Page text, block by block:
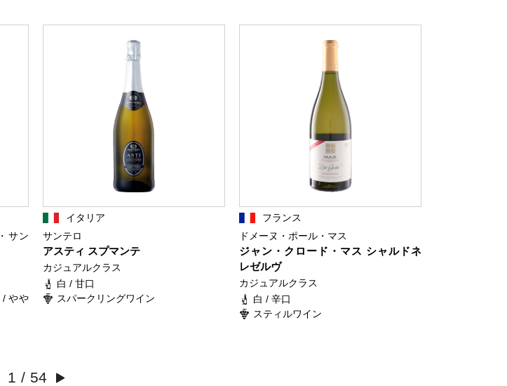
サン
/ やや
イタリア
サンテロ
アスティ スプマンテ
カジュアルクラス
白 / 甘口
スパークリングワイン
フランス
ドメーヌ・ポール・マス
ジャン・クロード・マス シャルドネ
レゼルヴ
カジュアルクラス
白 / 辛口
スティルワイン
1 / 54